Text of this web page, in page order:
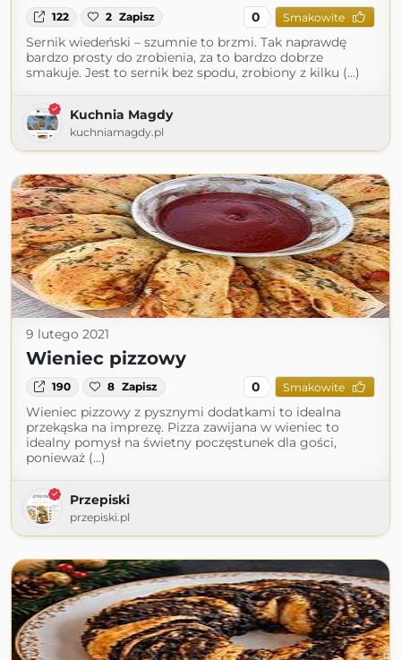
122 2 Zapisz 0 Smakowite
Sernik wiedeński – szumnie to brzmi. Tak naprawdę
bardzo prosty do zrobienia, za to bardzo dobrze
smakuje. Jest to sernik bez spodu, zrobiony z kilku (...)
Kuchnia Magdy
kuchniamagdy.pl
9 lutego 2021
Wieniec pizzowy
190 8 Zapisz 0 Smakowite
Wieniec pizzowy z pysznymi dodatkami to idealna
przekąska na imprezę. Pizza zawijana w wieniec to
idealny pomysł na świetny poczęstunek dla gości,
ponieważ (...)
Przepiski
przepiski.pl